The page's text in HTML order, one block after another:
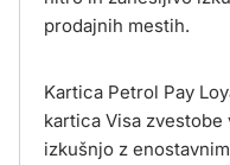
prodajnih mestih.
Kartica Petrol Pay
kartica Visa
izkušnjo z